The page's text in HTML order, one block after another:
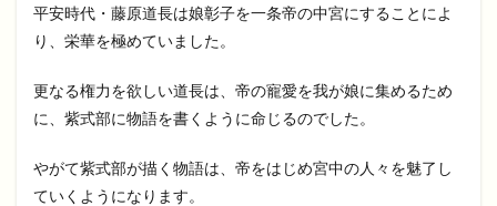
平安時代・藤原道長は娘彰子を一条帝の中宮にすることによ
り、栄華を極めていました。
更なる権力を欲しい道長は、帝の寵愛を我が娘に集めるため
に、紫式部に物語を書くように命じるのでした。
やがて紫式部が描く物語は、帝をはじめ宮中の人々を魅了し
ていくようになります。